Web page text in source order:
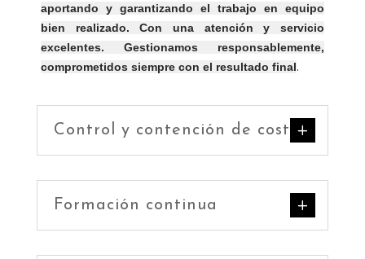
aportando y garantizando el trabajo en equipo
bien realizado. Con una atención y servicio
excelentes. Gestionamos responsablemente,
comprometidos siempre con el resultado final.
Control y contención de costes
Formación continua